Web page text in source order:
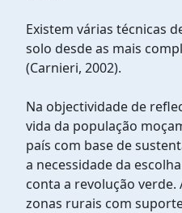
Existem várias técnicas
solo desde as mais
(Carnieri, 2002).
Na objectividade de
vida da população
país com base de
a necessidade da
conta a revolução
zonas rurais com